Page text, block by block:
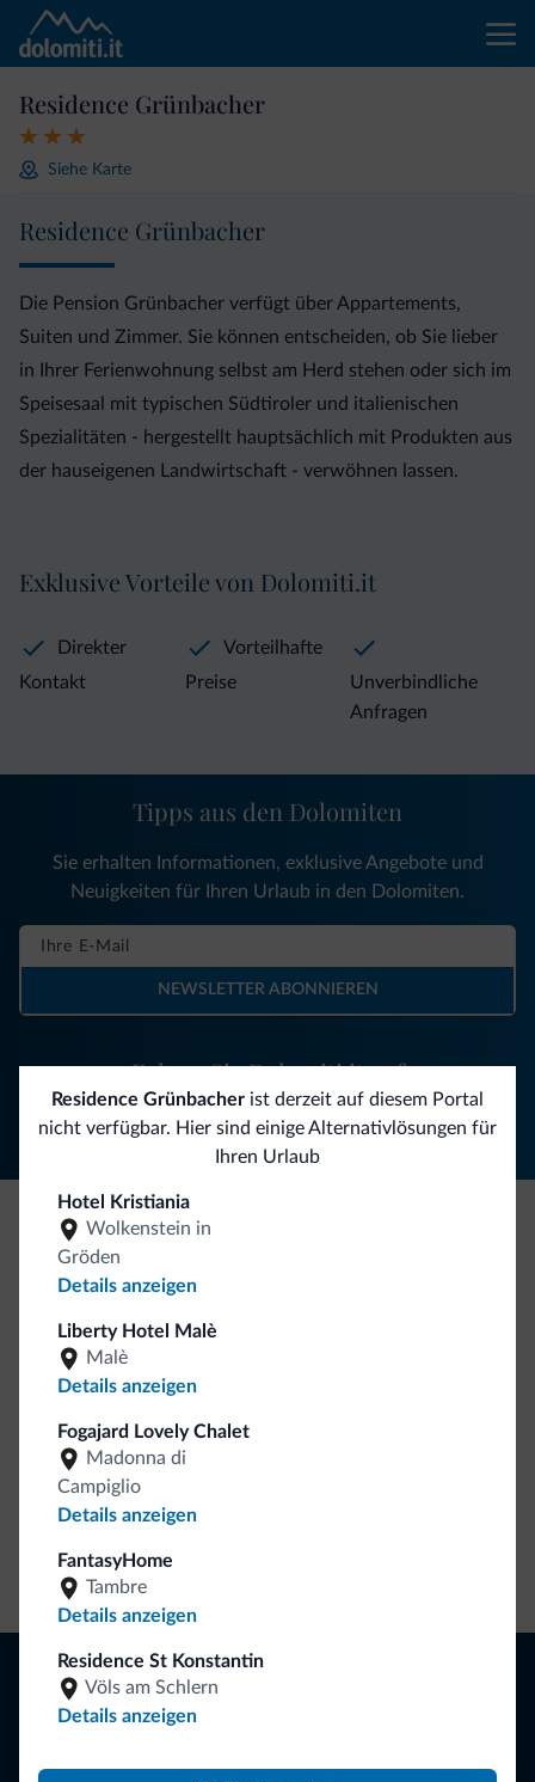
Residence Grünbacher
Siehe Karte
Residence Grünbacher
Die Pension Grünbacher verfügt über Appartements,
Suiten und Zimmer. Sie können entscheiden, ob Sie lieber
in Ihrer Ferienwohnung selbst am Herd stehen oder sich im
Speisesaal mit typischen Südtiroler und italienischen
Spezialitäten - hergestellt hauptsächlich mit Produkten aus
der hauseigenen Landwirtschaft - verwöhnen lassen.
Residence Grünbacher ist derzeit auf diesem Portal
nicht verfügbar. Hier sind einige Alternativlösungen für
Ihren Urlaub
Hotel Kristiania
Wolkenstein in
Gröden
Details anzeigen
Liberty Hotel Malè
Malè
Details anzeigen
Fogajard Lovely Chalet
Madonna di
Campiglio
Details anzeigen
FantasyHome
Tambre
Details anzeigen
Residence St Konstantin
Völs am Schlern
Details anzeigen
Exklusive Vorteile von Dolomiti.it
Direkter
Kontakt
Vorteilhafte
Preise
Unverbindliche
Anfragen
Folgen Sie Dolomiti.it auf
Tipps aus den Dolomiten
Sie erhalten Informationen, exklusive Angebote und
Neuigkeiten für Ihren Urlaub in den Dolomiten.
NEWSLETTER ABONNIEREN
Seien Sie originell, entdecken Sie die neue
Kollektion
So viele von Ihnen haben uns gefragt. Die neue Kollektion
von Dolomiti.it ist da!
Browsen